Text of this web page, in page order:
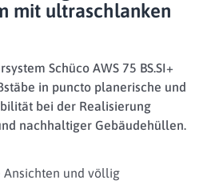
mit ultraschlanken
Schüco AWS 75 BS.SI+
in puncto planerische und
bei der Realisierung
nachhaltiger Gebäudehüllen.
und völlig